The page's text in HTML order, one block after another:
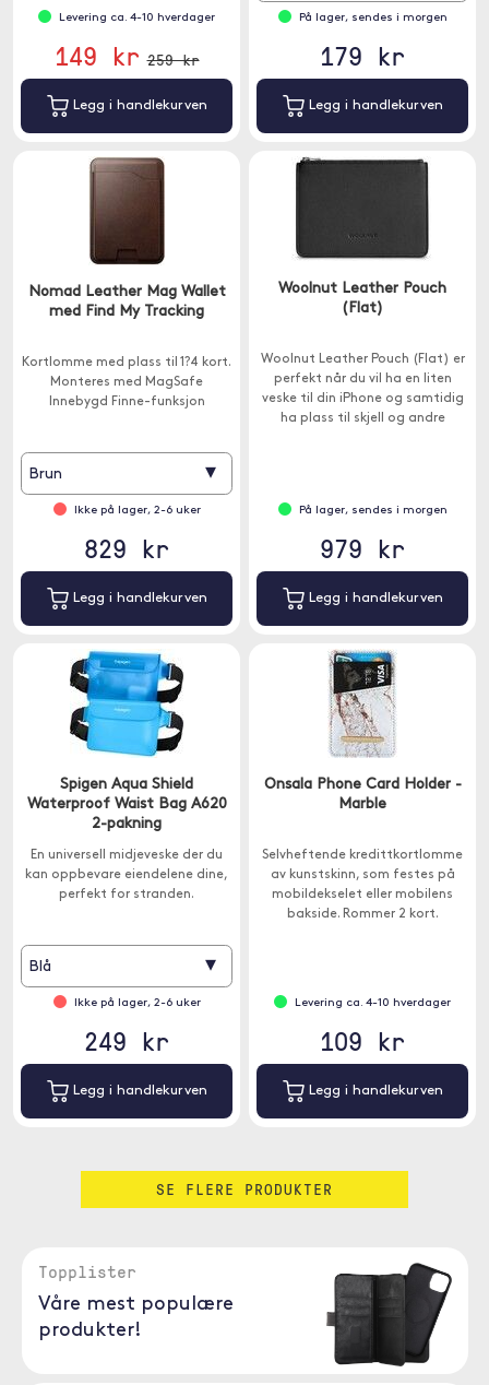
Levering ca. 4-10 hverdager
149 kr 259 kr
Legg i handlekurven
På lager, sendes i morgen
179 kr
Legg i handlekurven
Nomad Leather Mag Wallet
med Find My Tracking
Kortlomme med plass til 1?4 kort.
Monteres med MagSafe
Innebygd Finne-funksjon
Brun ▾
Ikke på lager, 2-6 uker
829 kr
Legg i handlekurven
Woolnut Leather Pouch
(Flat)
Woolnut Leather Pouch (Flat) er
perfekt når du vil ha en liten
veske til din iPhone og samtidig
ha plass til skjell og andre
På lager, sendes i morgen
979 kr
Legg i handlekurven
Spigen Aqua Shield
Waterproof Waist Bag A620
2-pakning
En universell midjeveske der du
kan oppbevare eiendelene dine,
perfekt for stranden.
Blå ▾
Ikke på lager, 2-6 uker
249 kr
Legg i handlekurven
Onsala Phone Card Holder -
Marble
Selvheftende kredittkortlomme
av kunstskinn, som festes på
mobildekselet eller mobilens
bakside. Rommer 2 kort.
Levering ca. 4-10 hverdager
109 kr
Legg i handlekurven
SE FLERE PRODUKTER
Topplister
Våre mest populære
produkter!